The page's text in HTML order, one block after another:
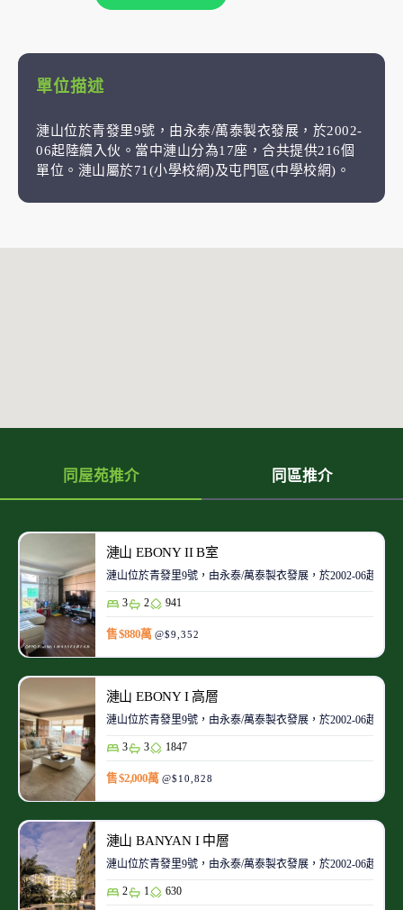
單位描述
漣山位於青發里9號，由永泰/萬泰製衣發展，於2002-
06起陸續入伙。當中漣山分為17座，合共提供216個
單位。漣山屬於71(小學校網)及屯門區(中學校網)。
同屋苑推介 同區推介
漣山 EBONY II B室
漣山位於青發里9號，由永泰/萬泰製衣發展，於2002-06起陸
3 2 941
售 $880萬 @$9,352
漣山 EBONY I 高層
漣山位於青發里9號，由永泰/萬泰製衣發展，於2002-06起陸
3 3 1847
售 $2,000萬 @$10,828
漣山 BANYAN I 中層
漣山位於青發里9號，由永泰/萬泰製衣發展，於2002-06起陸
2 1 630